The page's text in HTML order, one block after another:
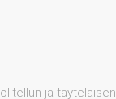
ja täyteläisen